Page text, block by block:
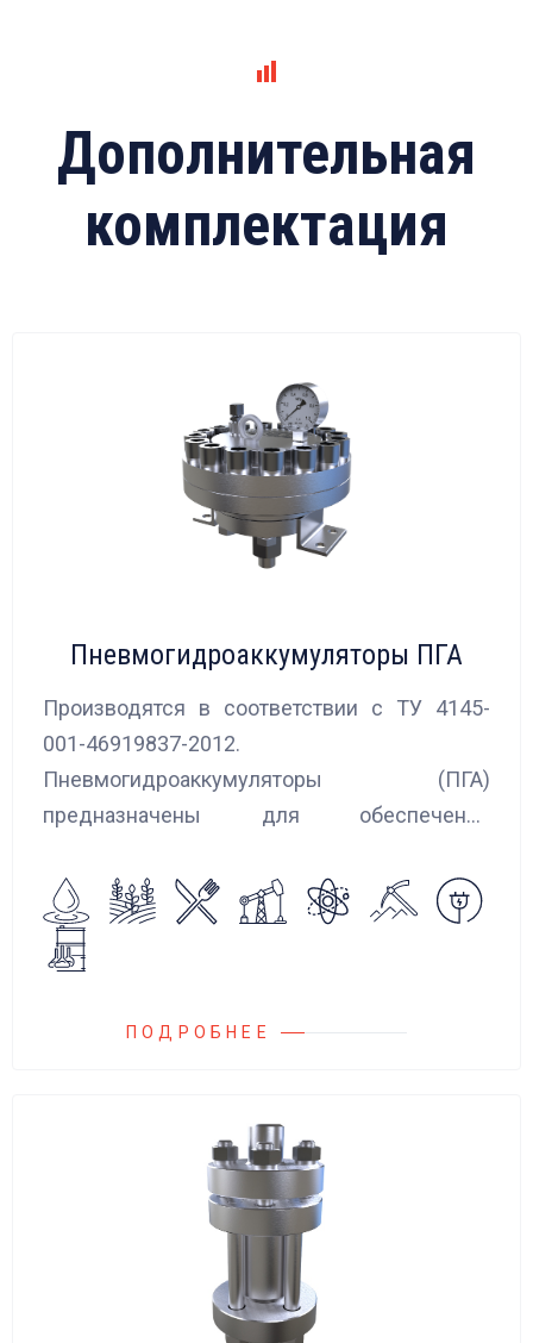
Дополнительная
комплектация
Пневмогидроаккумуляторы ПГА
Производятся в соответствии с ТУ 4145-
001-46919837-2012.
Пневмогидроаккумуляторы (ПГА)
предназначены для обеспечения
колебаний потока жидкости, возникающих в
гидравлических системах.
ПОДРОБНЕЕ